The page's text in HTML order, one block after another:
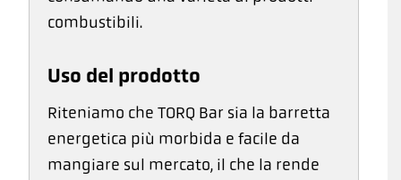
combustibili.
Uso del prodotto
Riteniamo che TORQ Bar sia la barretta
energetica più morbida e facile da
mangiare sul mercato, il che la rende